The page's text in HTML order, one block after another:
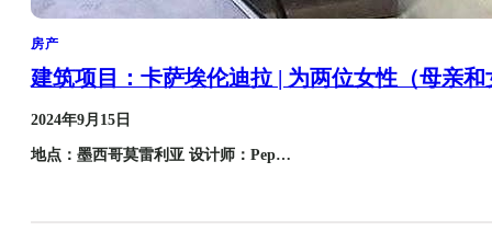
房产
建筑项目：卡萨埃伦迪拉 | 为两位女性（母亲
2024年9月15日
地点：墨西哥莫雷利亚 设计师：Pep…